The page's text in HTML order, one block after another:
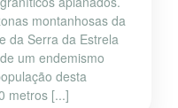
montanhosas da
da Serra da Estrela
um endemismo
desta
metros [...]